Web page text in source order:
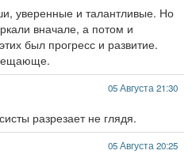
уверенные и талантливые. Но
вначале, а потом и
был прогресс и развитие.
05 Августа 21:30
разрезает не глядя.
05 Августа 20:25